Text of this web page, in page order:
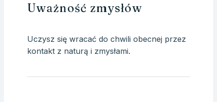
Uważność zmysłów
Uczysz się wracać do chwili obecnej przez
kontakt z naturą i zmysłami.